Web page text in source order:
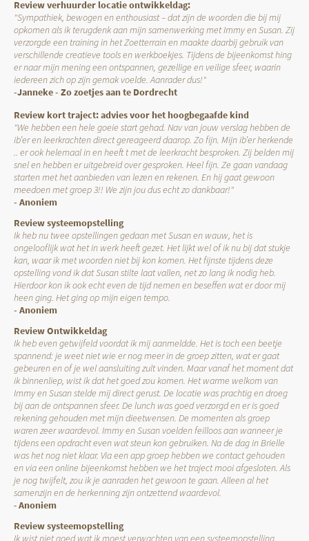
Review verhuurder locatie ontwikkeldag:
"Sympathiek, bewogen en enthousiast – dat zijn de woorden die bij mij
opkomen als ik terugdenk aan mijn samenwerking met Immy en Susan. Zij
verzorgde een training in het Zoetterrain en maakte daarbij gebruik van
verschillende creatieve tools en werkboekjes. Tijdens de bijeenkomst hing
er naar mijn mening een ontspannen, gezellige en veilige sfeer, waarin
iedereen zich op zijn gemak voelde. Aanrader dus!"
-Janneke - Zo zoetjes aan te Dordrecht
Review kort traject: advies voor het hoogbegaafde kind
"We hebben een hele goeie start gehad. Nav van jouw verslag hebben de
ib’er en leerkrachten direct gereageerd daarop. Zo fijn. Mijn ib’er herkende
.. er ook helemaal in en heeft t met de leerkracht besproken. Zij belden mij
snel en hebben er uitgebreid over gesproken. Heel fijn. Ze gaan vandaag
starten met het aanbieden van lezen en rekenen. En hij gaat gewoon
meedoen met groep 3!! We zijn jou dus echt zo dankbaar!"
- Anoniem
Review systeemopstelling
Ik heb nu twee opstellingen gedaan met Susan en wauw, het is
ongelooflijk wat het in werk heeft gezet. Het lijkt wel of ik nu bij dat stukje
kan, waar ik met woorden niet bij kon komen. Het fijnste tijdens deze
opstelling vond ik dat Susan stilte laat vallen, net zo lang ik nodig heb.
Hierdoor kon ik ook echt even de tijd nemen en beseffen wat er door mij
heen ging. Het ging op mijn eigen tempo.
- Anoniem
Review Ontwikkeldag
Ik heb even getwijfeld voordat ik mij aanmeldde. Het is toch een beetje
spannend: je weet niet wie er nog meer in de groep zitten, wat er gaat
gebeuren en of je wel aansluiting zult vinden. Maar vanaf het moment dat
ik binnenliep, wist ik dat het goed zou komen. Het warme welkom van
Immy en Susan stelde mij direct gerust. De locatie was prachtig en droeg
bij aan de ontspannen sfeer. De lunch was goed verzorgd en er is goed
rekening gehouden met mijn dieetwensen. De momenten als groep
waren zeer waardevol. Immy en Susan voelden feilloos aan wanneer je
tijdens een opdracht even wat steun kon gebruiken. Na de dag in Brielle
was het nog niet klaar. Via een app groep hebben we contact gehouden
en via een online bijeenkomst hebben we het traject mooi afgesloten. Als
je nog twijfelt, zou ik je aanraden het gewoon te gaan. Alleen al het
samenzijn en de herkenning zijn ontzettend waardevol.
-Anoniem
Review systeemopstelling
Ik wist niet goed wat ik moest verwachten van een systeemopstelling,